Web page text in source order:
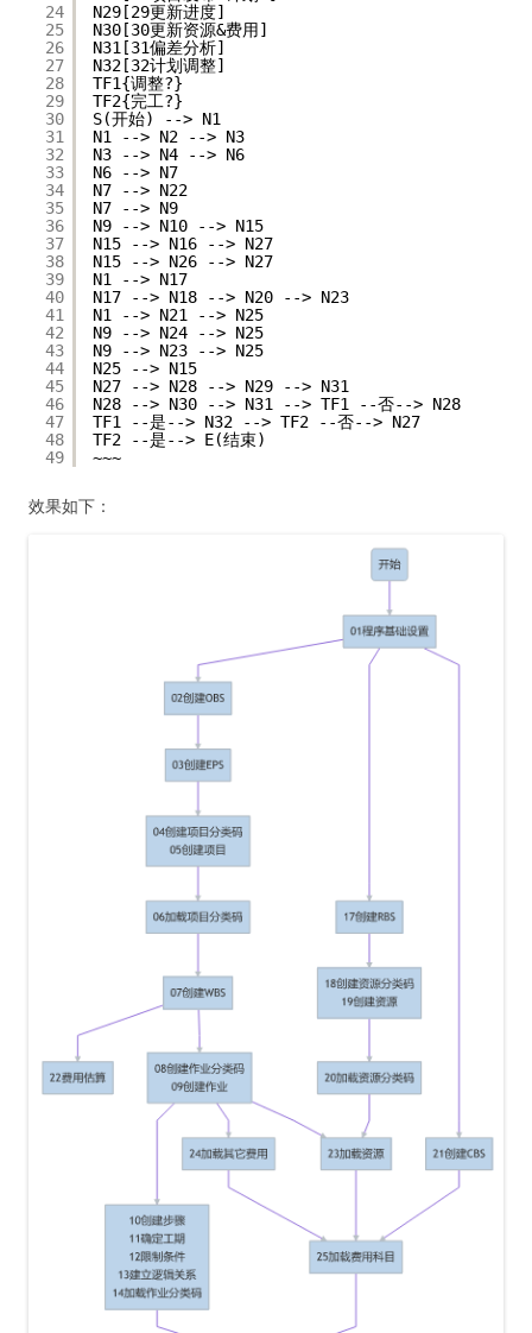
24
25
26
27
28
29
30
31
32
33
34
35
36
37
38
39
40
41
42
43
44
45
46
47
48
49
N29[29更新进度]
N30[30更新资源&费用]
N31[31偏差分析]
N32[32计划调整]
TF1{调整?}
TF2{完工?}
S(开始) --> N1
N1 --> N2 --> N3
N3 --> N4 --> N6
N6 --> N7
N7 --> N22
N7 --> N9
N9 --> N10 --> N15
N15 --> N16 --> N27
N15 --> N26 --> N27
N1 --> N17
N17 --> N18 --> N20 --> N23
N1 --> N21 --> N25
N9 --> N24 --> N25
N9 --> N23 --> N25
N25 --> N15
N27 --> N28 --> N29 --> N31
N28 --> N30 --> N31 --> TF1 --否--> N28
TF1 --是--> N32 --> TF2 --否--> N27
TF2 --是--> E(结束)
~~~
效果如下：